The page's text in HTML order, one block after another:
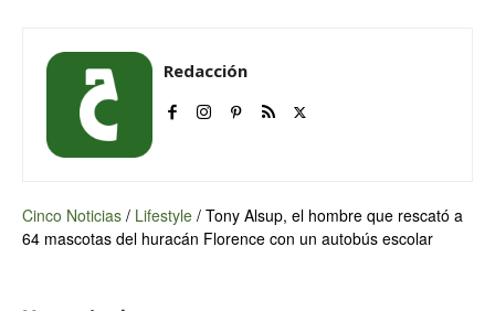
Redacción
Cinco Noticias / Lifestyle / Tony Alsup, el hombre que rescató a
64 mascotas del huracán Florence con un autobús escolar